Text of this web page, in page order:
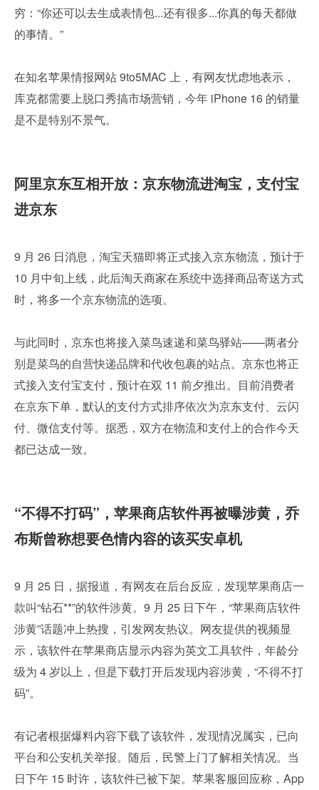
穷：“你还可以去生成表情包...还有很多...你真的每天都做
的事情。”
在知名苹果情报网站 9to5MAC 上，有网友忧虑地表示，
库克都需要上脱口秀搞市场营销，今年 iPhone 16 的销量
是不是特别不景气。
阿里京东互相开放：京东物流进淘宝，支付宝
进京东
9 月 26 日消息，淘宝天猫即将正式接入京东物流，预计于
10 月中旬上线，此后淘天商家在系统中选择商品寄送方式
时，将多一个京东物流的选项。
与此同时，京东也将接入菜鸟速递和菜鸟驿站——两者分
别是菜鸟的自营快递品牌和代收包裹的站点。京东也将正
式接入支付宝支付，预计在双 11 前夕推出。目前消费者
在京东下单，默认的支付方式排序依次为京东支付、云闪
付、微信支付等。据悉，双方在物流和支付上的合作今天
都已达成一致。
“不得不打码”，苹果商店软件再被曝涉黄，乔
布斯曾称想要色情内容的该买安卓机
9 月 25 日，据报道，有网友在后台反应，发现苹果商店一
款叫“钻石**”的软件涉黄。9 月 25 日下午，“苹果商店软件
涉黄”话题冲上热搜，引发网友热议。网友提供的视频显
示，该软件在苹果商店显示内容为英文工具软件，年龄分
级为 4 岁以上，但是下载打开后发现内容涉黄，“不得不打
码”。
有记者根据爆料内容下载了该软件，发现情况属实，已向
平台和公安机关举报。随后，民警上门了解相关情况。当
日下午 15 时许，该软件已被下架。苹果客服回应称，App